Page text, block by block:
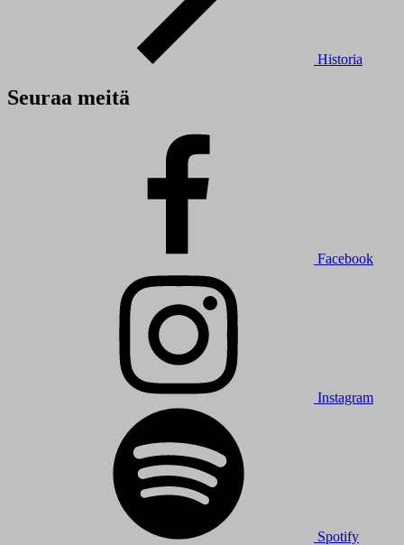
Historia
Seuraa meitä
Facebook
Instagram
Spotify